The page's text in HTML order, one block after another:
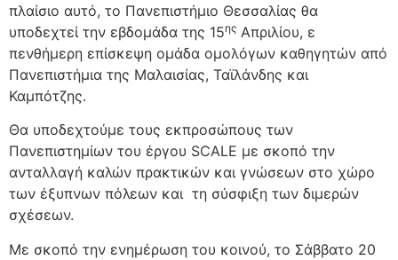
πλαίσιο αυτό, το Πανεπιστήμιο Θεσσαλίας θα
υποδεχτεί την εβδομάδα της 15ης Απριλίου, ε
πενθήμερη επίσκεψη ομάδα ομολόγων καθηγητών από
Πανεπιστήμια της Μαλαισίας, Ταϊλάνδης και
Καμπότζης.
Θα υποδεχτούμε τους εκπροσώπους των
Πανεπιστημίων του έργου SCALE με σκοπό την
ανταλλαγή καλών πρακτικών και γνώσεων στο χώρο
των έξυπνων πόλεων και τη σύσφιξη των διμερών
σχέσεων.
Με σκοπό την ενημέρωση του κοινού, το Σάββατο 20